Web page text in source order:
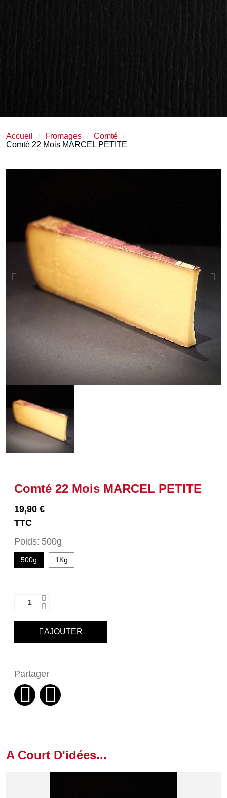
Accueil Fromages
Comté
Comté 22 Mois MARCEL PETITE
Comté 22 Mois MARCEL PETITE
19,90 €
TTC
Poids 500g
500g 1Kg
AJOUTER
Partager
A Court D'idées...